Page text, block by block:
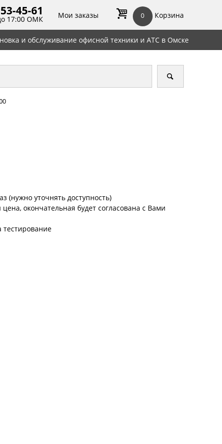
45-61
17:00 ОМК Мои заказы 0 Корзина
и обслуживание офисной техники и АТС в Омске
(нужно уточнять доступность)
окончательная будет согласована с Вами
тестирование